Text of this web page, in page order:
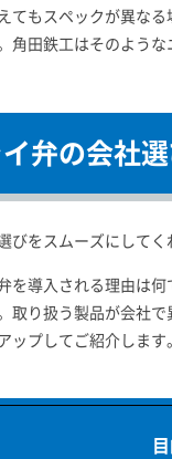
てもスペックが異な
角田鉄工はそのような
弁の会社
びをスムーズにしてく
を導入される理由は
取り扱う製品が会社
ップしてご紹介します。